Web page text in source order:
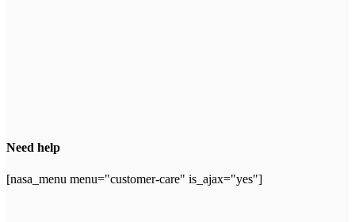
Need help
[nasa_menu menu="customer-care" is_ajax="yes"]